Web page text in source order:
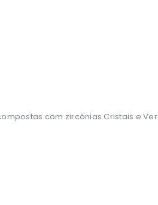
com zircônias Cristais e